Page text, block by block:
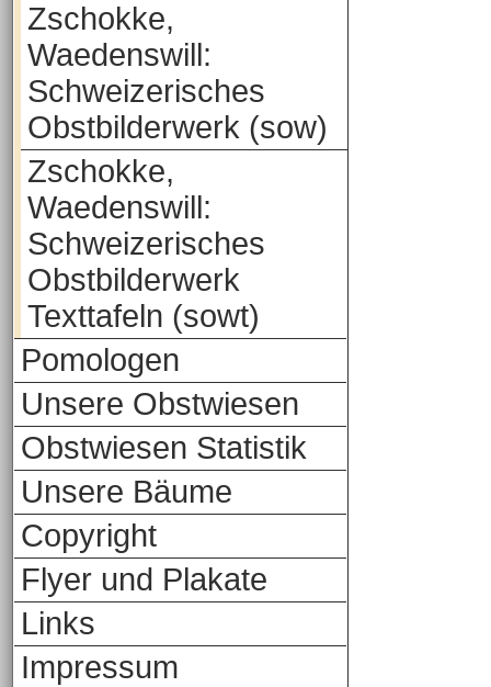
Zschokke,
Waedenswill:
Schweizerisches
Obstbilderwerk (sow)
Zschokke,
Waedenswill:
Schweizerisches
Obstbilderwerk
Texttafeln (sowt)
Pomologen
Unsere Obstwiesen
Obstwiesen Statistik
Unsere Bäume
Copyright
Flyer und Plakate
Links
Impressum